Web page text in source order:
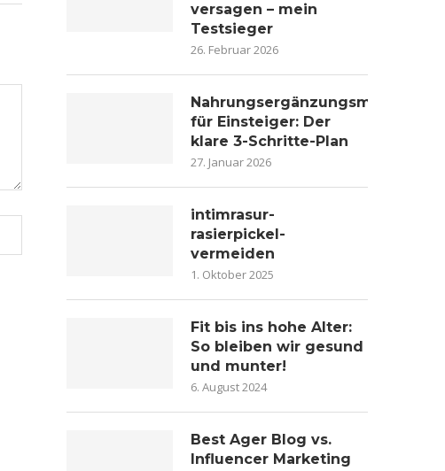
versagen – mein
Testsieger
26. Februar 2026
Nahrungsergänzungsmittel
für Einsteiger: Der
klare 3-Schritte-Plan
27. Januar 2026
intimrasur-
rasierpickel-
vermeiden
1. Oktober 2025
Fit bis ins hohe Alter:
So bleiben wir gesund
und munter!
6. August 2024
Best Ager Blog vs.
Influencer Marketing